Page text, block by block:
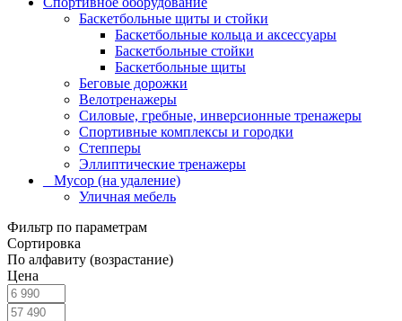
Баскетбольные щиты и стойки
Баскетбольные кольца и аксессуары
Баскетбольные стойки
Баскетбольные щиты
Беговые дорожки
Велотренажеры
Силовые, гребные, инверсионные тренажеры
Спортивные комплексы и городки
Степперы
Эллиптические тренажеры
_ Мусор (на удаление)
Уличная мебель
Фильтр по параметрам
Сортировка
По алфавиту (возрастание)
Цена